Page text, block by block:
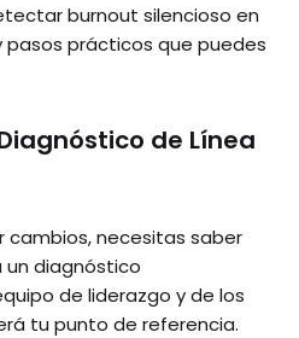
burnout silencioso en
pasos prácticos que puedes
de Línea
necesitas saber
un diagnóstico
de liderazgo y de los
tu punto de referencia.